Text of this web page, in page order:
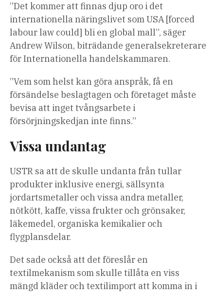
”Det kommer att finnas djup oro i det
internationella näringslivet som USA [forced
labour law could] bli en global mall”, säger
Andrew Wilson, biträdande generalsekreterare
för Internationella handelskammaren.
”Vem som helst kan göra anspråk, få en
försändelse beslagtagen och företaget måste
bevisa att inget tvångsarbete i
försörjningskedjan inte finns.”
Vissa undantag
USTR sa att de skulle undanta från tullar
produkter inklusive energi, sällsynta
jordartsmetaller och vissa andra metaller,
nötkött, kaffe, vissa frukter och grönsaker,
läkemedel, organiska kemikalier och
flygplansdelar.
Det sade också att det föreslår en
textilmekanism som skulle tillåta en viss
mängd kläder och textilimport att komma in i